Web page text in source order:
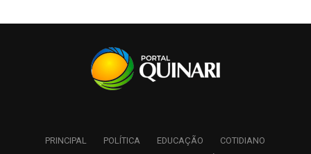
PRINCIPAL POLÍTICA EDUCAÇÃO
COTIDIANO